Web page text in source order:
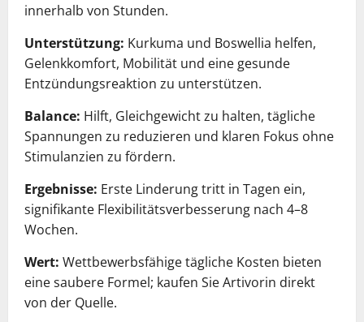
innerhalb von Stunden.
Unterstützung: Kurkuma und Boswellia helfen,
Gelenkkomfort, Mobilität und eine gesunde
Entzündungsreaktion zu unterstützen.
Balance: Hilft, Gleichgewicht zu halten, tägliche
Spannungen zu reduzieren und klaren Fokus ohne
Stimulanzien zu fördern.
Ergebnisse: Erste Linderung tritt in Tagen ein,
signifikante Flexibilitätsverbesserung nach 4–8
Wochen.
Wert: Wettbewerbsfähige tägliche Kosten bieten
eine saubere Formel; kaufen Sie Artivorin direkt
von der Quelle.